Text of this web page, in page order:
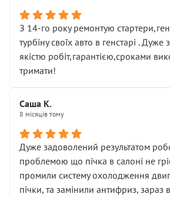
З 14-го року ремонтую
турбіну своїх авто в генстарі .
якістю робіт,гарантією,сроками
тримати!
Саша К.
8 місяців тому
Дуже задоволений результатом
проблемою що пічка в салоні не
промили систему охолодження
пічки, та замінили антифриз, зараз